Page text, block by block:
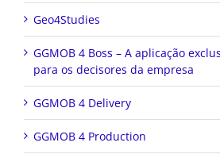
Geo4Studies
GGMOB 4 Boss – A aplicação
para os decisores da empresa
GGMOB 4 Delivery
GGMOB 4 Production